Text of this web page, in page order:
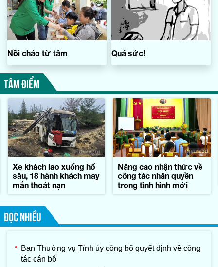
Nồi cháo từ tâm Quá sức!
TÂM ĐIỂM
Xe khách lao xuống hố
sâu, 18 hành khách may
mắn thoát nạn
Nâng cao nhận thức về
công tác nhân quyền
trong tình hình mới
ĐỌC NHIỀU
Ban Thường vụ Tỉnh ủy công bố quyết định về công
tác cán bộ